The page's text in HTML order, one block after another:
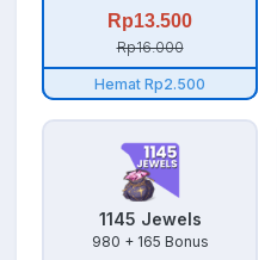
Rp13.500
Rp16.000
Hemat Rp2.500
1145 Jewels
980 + 165 Bonus